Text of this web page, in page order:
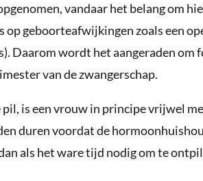
vandaar het belang om
geboorteafwijkingen zoals een
Daarom wordt het aangeraden om
van de zwangerschap.
is een vrouw in principe vrijwel
duren voordat de
als het ware tijd nodig om te